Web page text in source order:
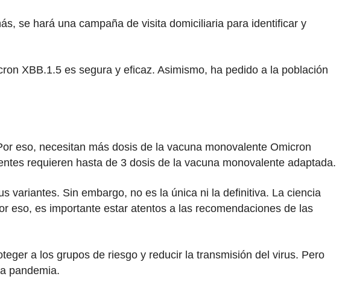
se hará una campaña de visita domiciliaria para identificar y
XBB.1.5 es segura y eficaz. Asimismo, ha pedido a la población
eso, necesitan más dosis de la vacuna monovalente Omicron
requieren hasta de 3 dosis de la vacuna monovalente adaptada.
variantes. Sin embargo, no es la única ni la definitiva. La ciencia
eso, es importante estar atentos a las recomendaciones de las
a los grupos de riesgo y reducir la transmisión del virus. Pero
pandemia.